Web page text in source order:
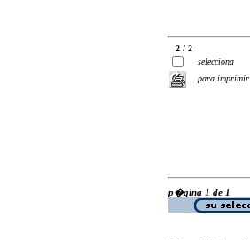
2 / 2
selecciona
para imprimir
p�gina 1 de 1